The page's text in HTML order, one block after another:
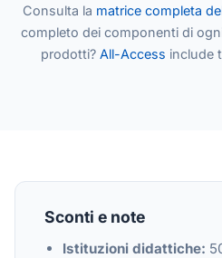
Consulta la matrice completa
completo dei componenti di
prodotti? All-Access include
Sconti e note
Istituzioni didattiche: